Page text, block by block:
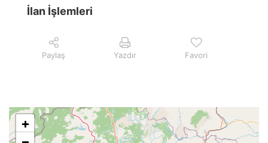
İlan İşlemleri
Paylaş Yazdır Favori
+